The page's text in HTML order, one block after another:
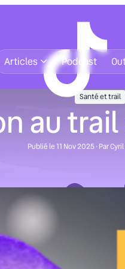
Articles
Podcast
Santé et trail
au
Publié le 11 Nov 2025 · Par